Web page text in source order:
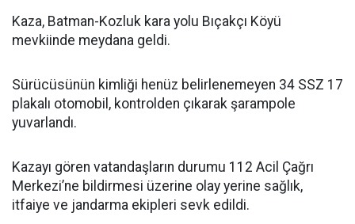
Kaza, Batman-Kozluk kara yolu Bıçakçı Köyü
mevkiinde meydana geldi.
Sürücüsünün kimliği henüz belirlenemeyen 34 SSZ 17
plakalı otomobil, kontrolden çıkarak şarampole
yuvarlandı.
Kazayı gören vatandaşların durumu 112 Acil Çağrı
Merkezi’ne bildirmesi üzerine olay yerine sağlık,
itfaiye ve jandarma ekipleri sevk edildi.